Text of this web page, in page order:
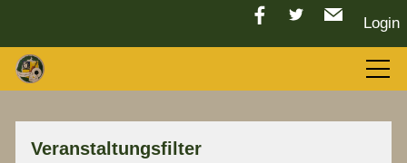
Login
Aktuelles
Veranstaltungsfilter